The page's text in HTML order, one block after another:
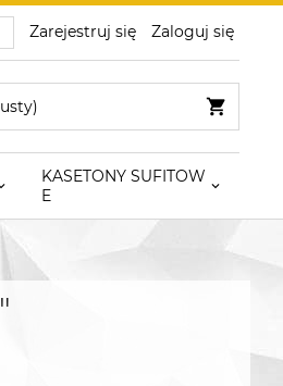
Zarejestruj się Zaloguj się
KASETONY SUFITOW
E